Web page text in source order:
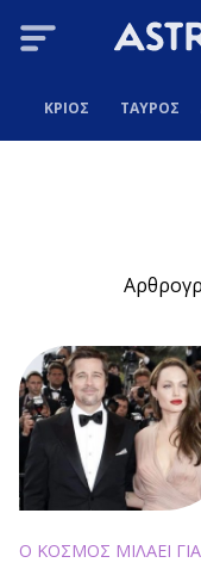
ΚΡΙΟΣ ΤΑΥΡΟΣ
Ο ΚΟΣΜΟΣ ΜΙΛΑΕΙ ΓΙΑ